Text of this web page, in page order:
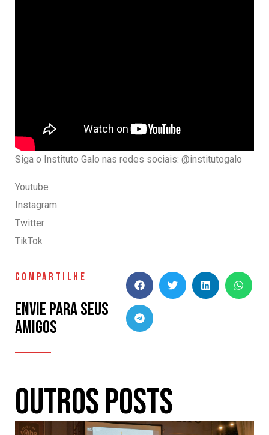
Siga o Instituto Galo nas redes sociais: @institutogalo
Youtube
Instagram
Twitter
TikTok
COMPARTILHE
Envie para seus
amigos
Outros Posts